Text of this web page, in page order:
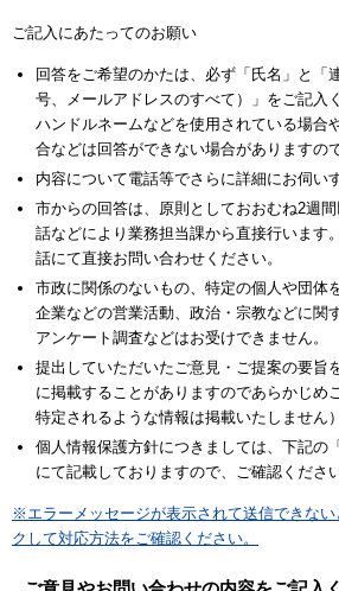
ご記入にあたってのお願い
回答をご希望のかたは、必ず「氏名」と「
号、メールアドレスのすべて）」をご記入
ハンドルネームなどを使用されている場合
合などは回答ができない場合がありますの
内容について電話等でさらに詳細にお伺い
市からの回答は、原則としておおむね2週
話などにより業務担当課から直接行います
話にて直接お問い合わせください。
市政に関係のないもの、特定の個人や団体
企業などの営業活動、政治・宗教などに関
アンケート調査などはお受けできません。
提出していただいたご意見・ご提案の要旨
に掲載することがありますのであらかじめ
特定されるような情報は掲載いたしません）
個人情報保護方針につきましては、下記の
にて記載しておりますので、ご確認ください
※エラーメッセージが表示されて送信できない
クして対応方法をご確認ください。